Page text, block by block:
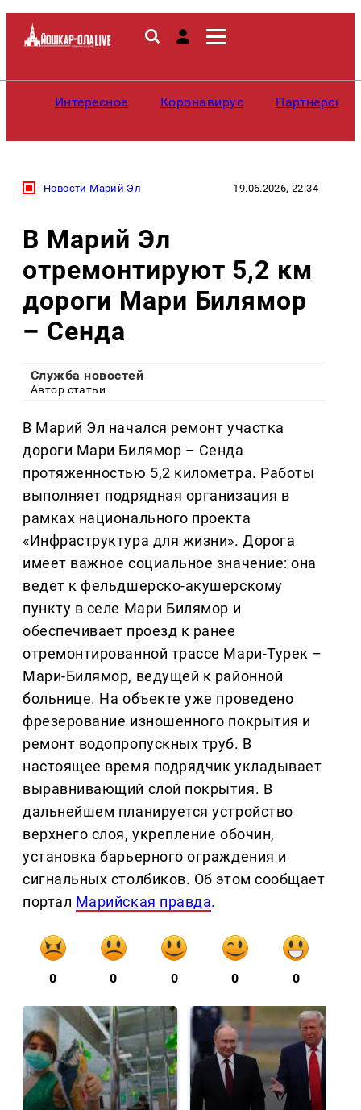
Интересное Коронавирус
Новости Марий Эл 19.06.2026, 22:34
В Марий Эл
отремонтируют 5,2 км
дороги Мари Билямор
– Сенда
Служба новостей
Автор статьи
В Марий Эл начался ремонт участка
дороги Мари Билямор – Сенда
протяженностью 5,2 километра. Работы
выполняет подрядная организация в
рамках национального проекта
«Инфраструктура для жизни». Дорога
имеет важное социальное значение: она
ведет к фельдшерско-акушерскому
пункту в селе Мари Билямор и
обеспечивает проезд к ранее
отремонтированной трассе Мари-Турек –
Мари-Билямор, ведущей к районной
больнице. На объекте уже проведено
фрезерование изношенного покрытия и
ремонт водопропускных труб. В
настоящее время подрядчик укладывает
выравнивающий слой покрытия. В
дальнейшем планируется устройство
верхнего слоя, укрепление обочин,
установка барьерного ограждения и
сигнальных столбиков. Об этом сообщает
портал Марийская правда.
0 0 0 0 0